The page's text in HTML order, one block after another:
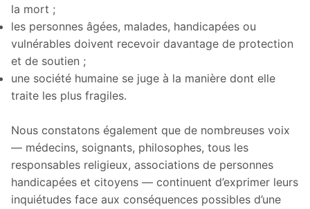
la mort ;
les personnes âgées, malades, handicapées ou
vulnérables doivent recevoir davantage de protection
et de soutien ;
une société humaine se juge à la manière dont elle
traite les plus fragiles.
Nous constatons également que de nombreuses voix
— médecins, soignants, philosophes, tous les
responsables religieux, associations de personnes
handicapées et citoyens — continuent d’exprimer leurs
inquiétudes face aux conséquences possibles d’une